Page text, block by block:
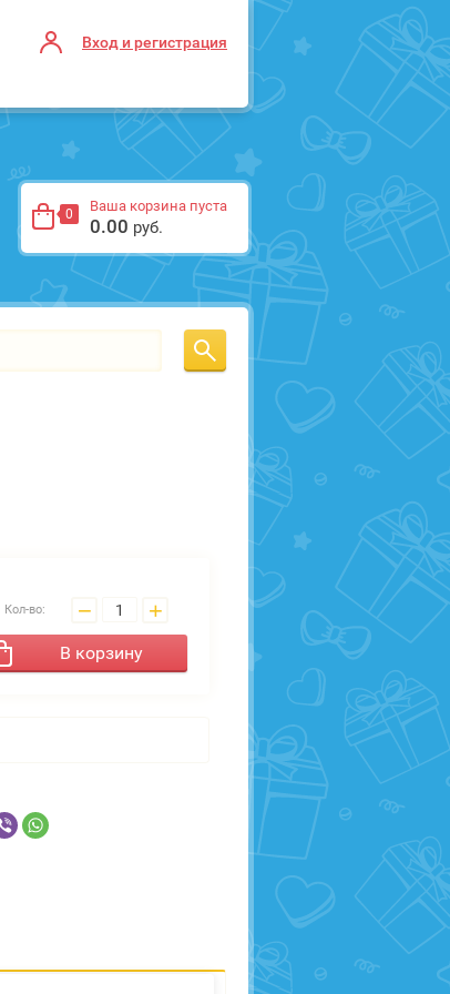
Вход и регистрация
0 Ваша корзина пуста
0.00 руб.
Кол-во: − +
В корзину